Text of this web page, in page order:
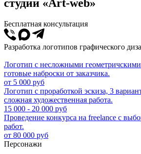
студии «Art-web»
Бесплатная консультация
Разработка логотипов графического
Логотип с несложными
готовые наброски от заказчика.
от 5 000 руб
Логотип с проработкой эскиза, 3
сложная художественная работа.
15 000 - 20 000 руб
Проведение конкурса на freelance с
работ.
от 80 000 руб
Персонажи